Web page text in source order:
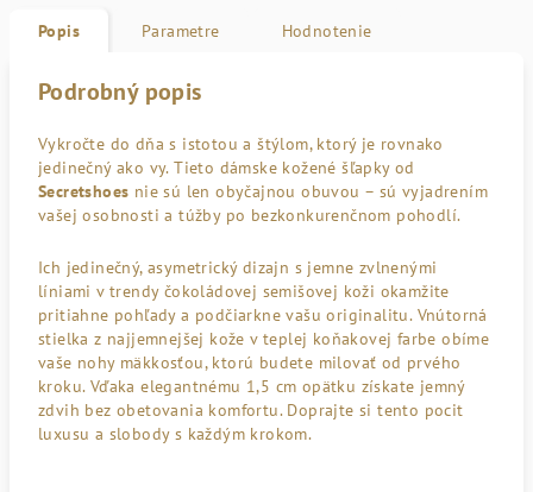
Popis Parametre Hodnotenie
Podrobný popis
Vykročte do dňa s istotou a štýlom, ktorý je rovnako
jedinečný ako vy. Tieto dámske kožené šľapky od
Secretshoes nie sú len obyčajnou obuvou – sú vyjadrením
vašej osobnosti a túžby po bezkonkurenčnom pohodlí.
Ich jedinečný, asymetrický dizajn s jemne zvlnenými
líniami v trendy čokoládovej semišovej koži okamžite
pritiahne pohľady a podčiarkne vašu originalitu. Vnútorná
stielka z najjemnejšej kože v teplej koňakovej farbe obíme
vaše nohy mäkkosťou, ktorú budete milovať od prvého
kroku. Vďaka elegantnému 1,5 cm opätku získate jemný
zdvih bez obetovania komfortu. Doprajte si tento pocit
luxusu a slobody s každým krokom.